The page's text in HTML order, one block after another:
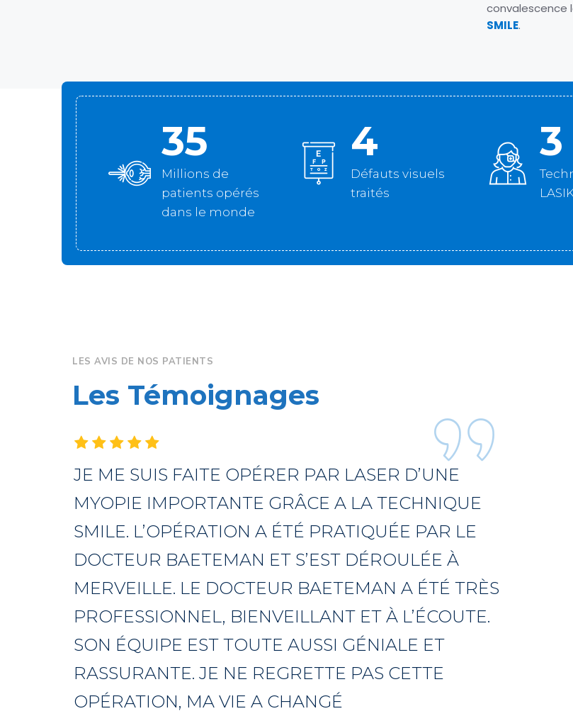
convalescence
SMILE.
35
Millions de
patients opérés
dans le monde
4
Défauts visuels
traités
3
LES AVIS DE NOS PATIENTS
Les Témoignages
JE ME SUIS FAITE OPÉRER PAR LASER D’UNE
MYOPIE IMPORTANTE GRÂCE A LA TECHNIQUE
SMILE. L’OPÉRATION A ÉTÉ PRATIQUÉE PAR LE
DOCTEUR BAETEMAN ET S’EST DÉROULÉE À
MERVEILLE. LE DOCTEUR BAETEMAN A ÉTÉ TRÈS
PROFESSIONNEL, BIENVEILLANT ET À L’ÉCOUTE.
SON ÉQUIPE EST TOUTE AUSSI GÉNIALE ET
RASSURANTE. JE NE REGRETTE PAS CETTE
OPÉRATION, MA VIE A CHANGÉ